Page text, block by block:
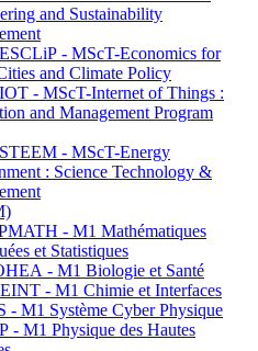
and Sustainability
- MScT-Economics for
and Climate Policy
- MScT-Internet of Things :
and Management Program
- MScT-Energy
: Science Technology &
- M1 Mathématiques
et Statistiques
- M1 Biologie et Santé
- M1 Chimie et Interfaces
- M1 Système Cyber Physique
- M1 Physique des Hautes